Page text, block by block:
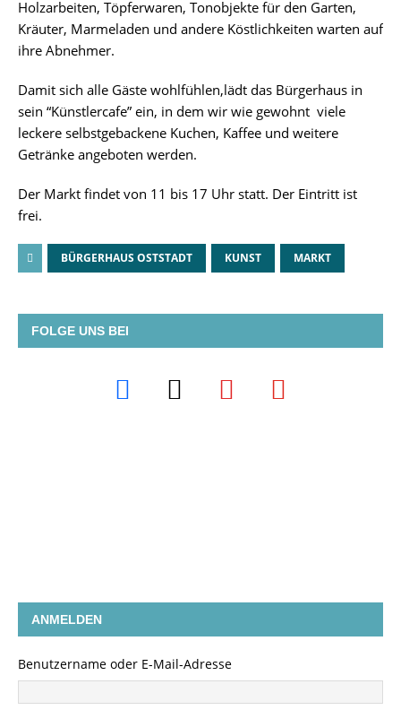
Holzarbeiten, Töpferwaren, Tonobjekte für den Garten,
Kräuter, Marmeladen und andere Köstlichkeiten warten auf
ihre Abnehmer.
Damit sich alle Gäste wohlfühlen,lädt das Bürgerhaus in
sein “Künstlercafe” ein, in dem wir wie gewohnt viele
leckere selbstgebackene Kuchen, Kaffee und weitere
Getränke angeboten werden.
Der Markt findet von 11 bis 17 Uhr statt. Der Eintritt ist
frei.
BÜRGERHAUS OSTSTADT KUNST MARKT
FOLGE UNS BEI
ANMELDEN
Benutzername oder E-Mail-Adresse